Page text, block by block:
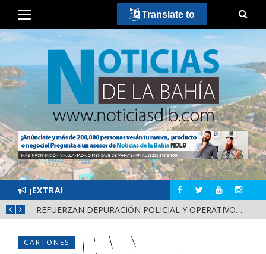
¡EXTRA!
REFUERZAN DEPURACIÓN POLICIAL Y OPERATIVOS EN FRONTERAS DE NAYARIT
CARTONES
Translate to